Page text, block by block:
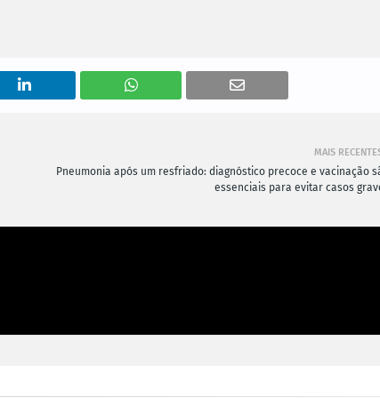
MAIS
Pneumonia após um resfriado: diagnóstico precoce e vacinação
essenciais para evitar casos